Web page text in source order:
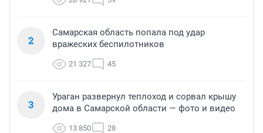
2
Самарская область попала под удар
вражеских беспилотников
21 327 45
3
Ураган развернул теплоход и сорвал крышу
дома в Самарской области — фото и видео
13 850 28